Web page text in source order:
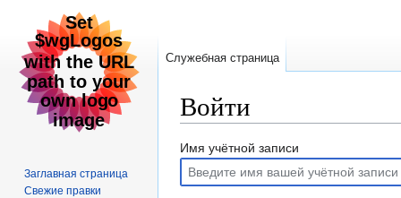
Войти
Перейти
навигации
Перейти
поиску
Имя учётной записи
Служебная страница
Заглавная страница
Свежие правки